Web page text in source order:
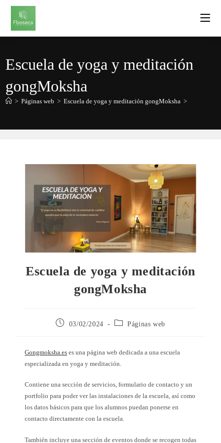
Escuela de yoga y meditación
gongMoksha
> Páginas web > Escuela de yoga y meditación gongMoksha >
Escuela de yoga y meditación
gongMoksha
03/02/2024 Páginas web
Gongmoksha.es es una página web dedicada a una escuela
especializada en yoga y meditación.
Contiene una sección de servicios, formulario de contacto y un
portfolio para poder ver las instalaciones de la escuela, así como
los datos básicos para que los alumnos puedan ponerse en
contacto directamente con la escuela.
También incluye una sección de eventos donde se recogen todas